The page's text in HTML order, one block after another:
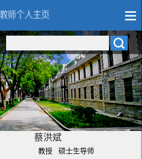
蔡洪斌
教授 硕士生导师